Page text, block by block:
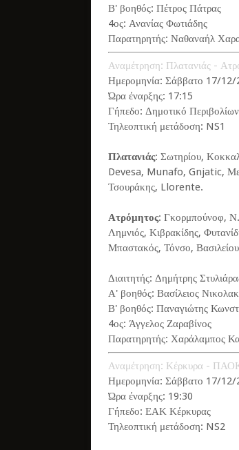
Β' βοηθός: Πέτρος Πάτρας
4ος: Ανανίας Φωτιάδης
Παρατηρητής: Ναθαναήλ
Αναμέτρηση: Πλατανιάς -
Ημερομηνία: Σάββατο 17/12/
Ώρα έναρξης: 17:15
Γήπεδο: Δημοτικό Περιβολίων
Τηλεοπτική μετάδοση: NS1
Πλατανιάς: Σωτηρίου,
Devesa, Munafo, Gnjatic,
Τσουράκης, Llorente.
Ατρόμητος: Γκορμπούνοφ, Ν.
Λημνιός, Κιβρακίδης,
Μπαστακός, Τόνσο,
Διαιτητής: Δημήτρης
Α' βοηθός: Βασίλειος
Β' βοηθός: Παναγιώτης
4ος: Άγγελος Ζαραβίνος
Παρατηρητής: Χαράλαμπος
Αναμέτρηση: Κέρκυρα -
Ημερομηνία: Σάββατο 17/12/
Ώρα έναρξης: 19:30
Γήπεδο: ΕΑΚ Κέρκυρας
Τηλεοπτική μετάδοση: NS2